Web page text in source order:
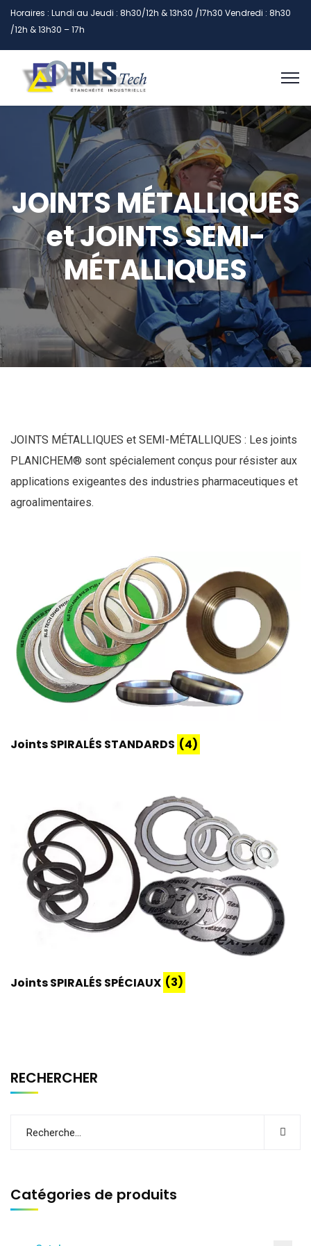
Horaires : Lundi au Jeudi : 8h30/12h & 13h30 /17h30 Vendredi : 8h30
/12h & 13h30 – 17h
JOINTS MÉTALLIQUES
et JOINTS SEMI-
MÉTALLIQUES
JOINTS MÉTALLIQUES et SEMI-MÉTALLIQUES : Les joints
PLANICHEM® sont spécialement conçus pour résister aux
applications exigeantes des industries pharmaceutiques et
agroalimentaires.
Joints SPIRALÉS STANDARDS (4)
Joints SPIRALÉS SPÉCIAUX (3)
RECHERCHER
Catégories de produits